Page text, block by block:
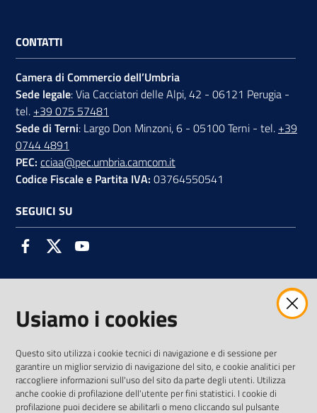
Seguici
su
CONTATTI
Camera di Commercio dell’Umbria
Sede legale: Via Cacciatori delle Alpi, 42 - 06121 Perugia -
tel. +39 075 57481
Sede di Terni: Largo Don Minzoni, 6 - 05100 Terni - tel. +39
0744 4891
PEC: cciaa@pec.umbria.camcom.it
Codice Fiscale e Partita IVA: 03764550541
SEGUICI SU
FacebookTwitter
AMMINISTRAZIONE TRASPARENTE INTERCAM S.C.A.R.L.
Vai alla pagina
Usiamo i cookies
Questo sito utilizza i cookie tecnici di navigazione e di sessione per
garantire un miglior servizio di navigazione del sito, e cookie analitici per
raccogliere informazioni sull'uso del sito da parte degli utenti. Utilizza
anche cookie di profilazione dell'utente per fini statistici. I cookie di
profilazione puoi decidere se abilitarli o meno cliccando sul pulsante